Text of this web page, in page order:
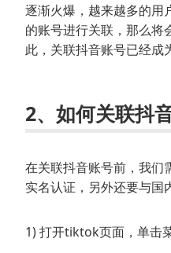
逐渐火爆，越来越多的用
的账号进行关联，那么将
此，关联抖音账号已经成
2、如何关联抖
在关联抖音账号前，我
实名认证，另外还要与国
1) 打开tiktok页面，单击